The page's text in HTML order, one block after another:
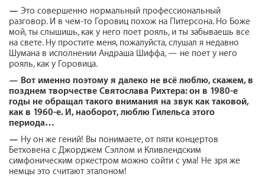
— Это совершенно нормальный профессиональный
разговор. И в чем-то Горовиц похож на Питерсона. Но Боже
мой, ты слышишь, как у него поет рояль, и ты забываешь все
на свете. Ну простите меня, пожалуйста, слушал я недавно
Шумана в исполнении Андраша Шиффа, — не поет у него
рояль, как у Горовица.
— Вот именно поэтому я далеко не всё люблю, скажем, в
позднем творчестве Святослава Рихтера: он в 1980-е
годы не обращал такого внимания на звук как таковой,
как в 1960-е. И, наоборот, люблю Гилельса этого
периода…
— Ну он же гений! Вы понимаете, от пяти концертов
Бетховена с Джорджем Сэллом и Кливлендским
симфоническим оркестром можно сойти с ума! Не зря же
немцы это считают эталоном!